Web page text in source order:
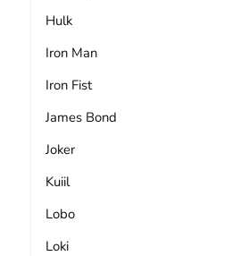
Hulk
Iron Man
Iron Fist
James Bond
Joker
Kuiil
Lobo
Loki